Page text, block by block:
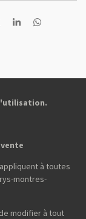
P
e
P
e
à toutes
montres-
modifier à tout